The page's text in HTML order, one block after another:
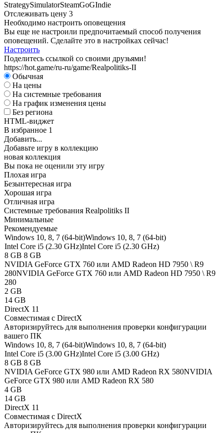
StrategySimulatorSteamGoGIndie
Отслеживать цену 3
Необходимо настроить оповещения
Вы еще не настроили предпочитаемый способ получения
оповещений. Сделайте это в настройках сейчас!
Настроить
Поделитесь ссылкой со своими друзьями!
https://hot.game/ru-ru/game/Realpolitiks-II
Обычная
На цены
На системные требования
На график изменения цены
Без региона
HTML-виджет
В избранное 1
Добавить...
Добавьте игру в коллекцию
новая коллекция
Вы пока не оценили эту игру
Плохая игра
Безынтересная игра
Хорошая игра
Отличная игра
Системные требования Realpolitiks II
Минимальные
Рекомендуемые
Windows 10, 8, 7 (64-bit)Windows 10, 8, 7 (64-bit)
Intel Core i5 (2.30 GHz)Intel Core i5 (2.30 GHz)
8 GB 8 GB
NVIDIA GeForce GTX 760 или AMD Radeon HD 7950 \ R9
280NVIDIA GeForce GTX 760 или AMD Radeon HD 7950 \ R9
280
2 GB
14 GB
DirectX 11
Совместимая с DirectX
Авторизируйтесь для выполнения проверки конфигурации
вашего ПК
Windows 10, 8, 7 (64-bit)Windows 10, 8, 7 (64-bit)
Intel Core i5 (3.00 GHz)Intel Core i5 (3.00 GHz)
8 GB 8 GB
NVIDIA GeForce GTX 980 или AMD Radeon RX 580NVIDIA
GeForce GTX 980 или AMD Radeon RX 580
4 GB
14 GB
DirectX 11
Совместимая с DirectX
Авторизируйтесь для выполнения проверки конфигурации